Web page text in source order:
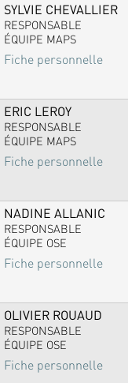
SYLVIE CHEVALLIER
RESPONSABLE
ÉQUIPE MAPS
Fiche personnelle
ERIC LEROY
RESPONSABLE
ÉQUIPE MAPS
Fiche personnelle
NADINE ALLANIC
RESPONSABLE
ÉQUIPE OSE
Fiche personnelle
OLIVIER ROUAUD
RESPONSABLE
ÉQUIPE OSE
Fiche personnelle